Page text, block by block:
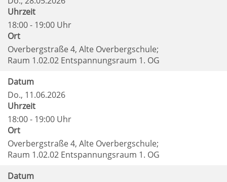
Uhrzeit
18:00 - 19:00 Uhr
Ort
Overbergstraße 4, Alte Overbergschule;
Raum 1.02.02 Entspannungsraum 1. OG
Datum
Do., 11.06.2026
Uhrzeit
18:00 - 19:00 Uhr
Ort
Overbergstraße 4, Alte Overbergschule;
Raum 1.02.02 Entspannungsraum 1. OG
Datum